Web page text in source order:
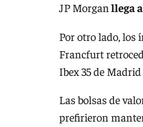
JP Morgan llega
Por otro lado, los
Francfurt
Ibex 35 de Madrid
Las bolsas de
prefirieron